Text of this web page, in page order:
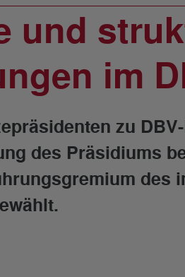
und
im
zu
des Präsidiums
des